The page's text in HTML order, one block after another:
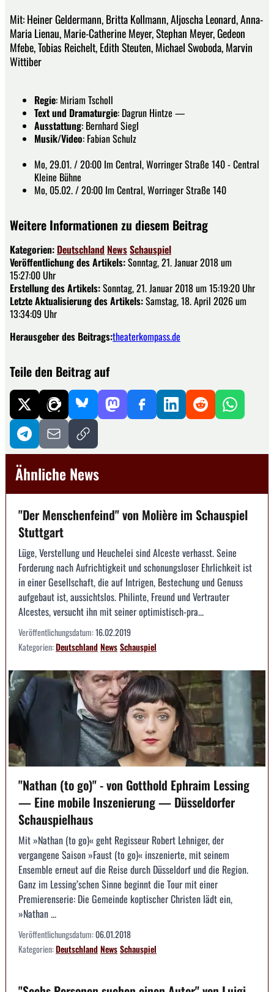
Mit: Heiner Geldermann, Britta Kollmann, Aljoscha Leonard, Anna-
Maria Lienau, Marie-Catherine Meyer, Stephan Meyer, Gedeon
Mfebe, Tobias Reichelt, Edith Steuten, Michael Swoboda, Marvin
Wittiber
Regie: Miriam Tscholl
Text und Dramaturgie: Dagrun Hintze —
Ausstattung: Bernhard Siegl
Musik/Video: Fabian Schulz
Mo, 29.01. / 20:00 Im Central, Worringer Straße 140 - Central
Kleine Bühne
Mo, 05.02. / 20:00 Im Central, Worringer Straße 140
Weitere Informationen zu diesem Beitrag
Kategorien: Deutschland NewsSchauspiel
Veröffentlichung des Artikels:Sonntag, 21. Januar 2018 um
15:27:00 Uhr
Erstellung des Artikels:Sonntag, 21. Januar 2018 um 15:19:20 Uhr
Letzte Aktualisierung des Artikels:Samstag, 18. April 2026 um
13:34:09 Uhr
Herausgeber des Beitrags:theaterkompass.de
Teile den Beitrag auf
Ähnliche News
"Der Menschenfeind" von Molière im Schauspiel
Stuttgart
Lüge, Verstellung und Heuchelei sind Alceste verhasst. Seine
Forderung nach Aufrichtigkeit und schonungsloser Ehrlichkeit ist
in einer Gesellschaft, die auf Intrigen, Bestechung und Genuss
aufgebaut ist, aussichtslos. Philinte, Freund und Vertrauter
Alcestes, versucht ihn mit seiner optimistisch-pra...
Veröffentlichungsdatum:16.02.2019
Kategorien:DeutschlandNewsSchauspiel
"Nathan (to go)" - von Gotthold Ephraim Lessing
— Eine mobile Inszenierung — Düsseldorfer
Schauspielhaus
Mit »Nathan (to go)« geht Regisseur Robert Lehniger, der
vergangene Saison »Faust (to go)« inszenierte, mit seinem
Ensemble erneut auf die Reise durch Düsseldorf und die Region.
Ganz im Lessing’schen Sinne beginnt die Tour mit einer
Premierenserie: Die Gemeinde koptischer Christen lädt ein,
»Nathan ...
Veröffentlichungsdatum:06.01.2018
Kategorien:DeutschlandNewsSchauspiel